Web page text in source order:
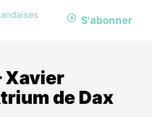
S'abonner
Xavier
de Dax